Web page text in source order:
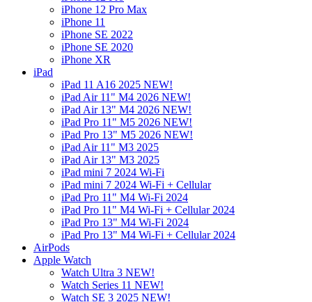
iPhone 12 Pro Max
iPhone 11
iPhone SE 2022
iPhone SE 2020
iPhone XR
iPad
iPad 11 A16 2025 NEW!
iPad Air 11" M4 2026 NEW!
iPad Air 13" M4 2026 NEW!
iPad Pro 11" M5 2026 NEW!
iPad Pro 13" M5 2026 NEW!
iPad Air 11" M3 2025
iPad Air 13" M3 2025
iPad mini 7 2024 Wi-Fi
iPad mini 7 2024 Wi-Fi + Cellular
iPad Pro 11" M4 Wi-Fi 2024
iPad Pro 11" M4 Wi-Fi + Cellular 2024
iPad Pro 13" M4 Wi-Fi 2024
iPad Pro 13" M4 Wi-Fi + Cellular 2024
AirPods
Apple Watch
Watch Ultra 3 NEW!
Watch Series 11 NEW!
Watch SE 3 2025 NEW!